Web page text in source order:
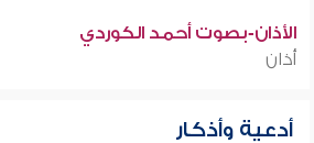
الأذان-بصوت أحمد الكوردي
أذان
أدعية وأذكار